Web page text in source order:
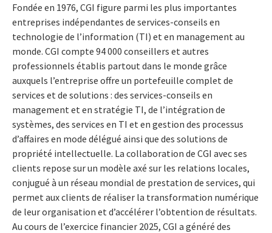
Fondée en 1976, CGI figure parmi les plus importantes
entreprises indépendantes de services-conseils en
technologie de l’information (TI) et en management au
monde. CGI compte 94 000 conseillers et autres
professionnels établis partout dans le monde grâce
auxquels l’entreprise offre un portefeuille complet de
services et de solutions : des services-conseils en
management et en stratégie TI, de l’intégration de
systèmes, des services en TI et en gestion des processus
d’affaires en mode délégué ainsi que des solutions de
propriété intellectuelle. La collaboration de CGI avec ses
clients repose sur un modèle axé sur les relations locales,
conjugué à un réseau mondial de prestation de services, qui
permet aux clients de réaliser la transformation numérique
de leur organisation et d’accélérer l’obtention de résultats.
Au cours de l’exercice financier 2025, CGI a généré des